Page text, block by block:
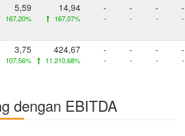
5,59
167,20%
14,94
167,07%
-
-
-
-
-
-
-
-
3,75
107,56%
424,67
11.210,68%
-
-
-
-
-
-
-
-
dengan EBITDA